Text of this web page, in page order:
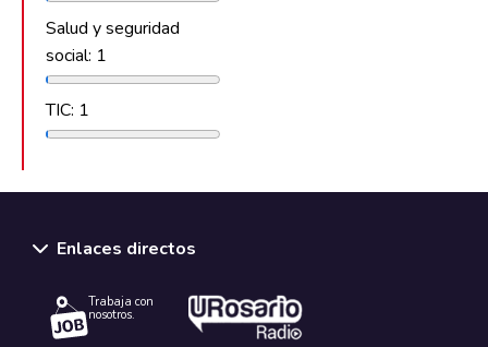
Salud y seguridad
social: 1
TIC: 1
Enlaces directos
Trabaja con
nosotros.